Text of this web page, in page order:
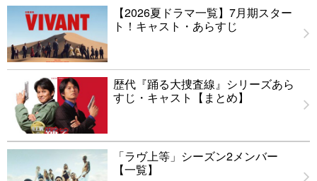
【2026夏ドラマ一覧】7月期スター
ト！キャスト・あらすじ
歴代『踊る大捜査線』シリーズあら
すじ・キャスト【まとめ】
「ラヴ上等」シーズン2メンバー
【一覧】